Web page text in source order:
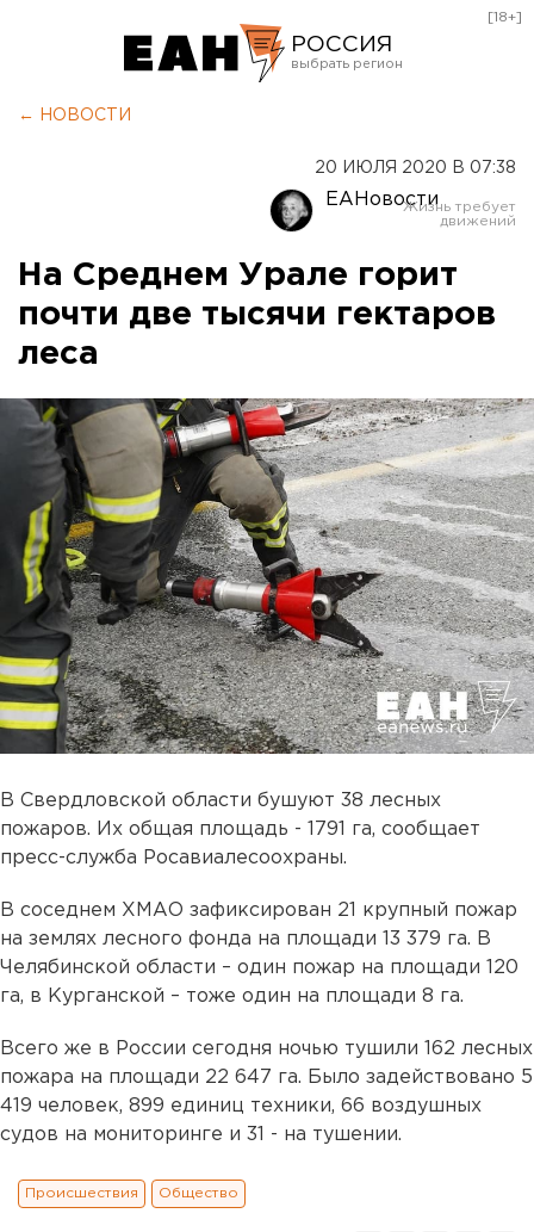
РОССИЯ
Оренбург
[18+]
← НОВОСТИ
20 ИЮЛЯ 2020 В 07:38
ЕАНовости
На Среднем Урале горит
почти две тысячи гектаров
леса
В Свердловской области бушуют 38 лесных
пожаров. Их общая площадь - 1791 га, сообщает
пресс-служба Росавиалесоохраны.
В соседнем ХМАО зафиксирован 21 крупный пожар
на землях лесного фонда на площади 13 379 га. В
Челябинской области – один пожар на площади 120
га, в Курганской – тоже один на площади 8 га.
Всего же в России сегодня ночью тушили 162 лесных
пожара на площади 22 647 га. Было задействовано 5
419 человек, 899 единиц техники, 66 воздушных
судов на мониторинге и 31 - на тушении.
Происшествия Общество